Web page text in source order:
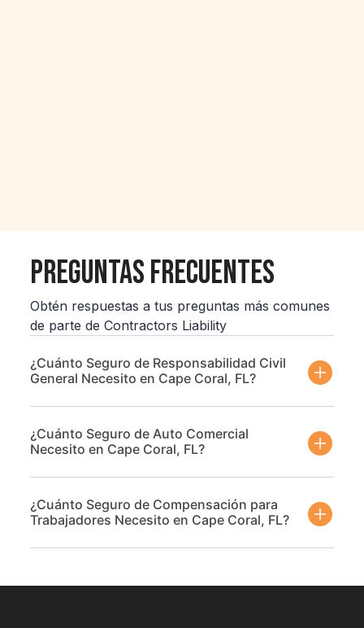
Preguntas Frecuentes
Obtén respuestas a tus preguntas más comunes
de parte de Contractors Liability
¿Cuánto Seguro de Responsabilidad Civil
General Necesito en Cape Coral, FL?
¿Cuánto Seguro de Auto Comercial
Necesito en Cape Coral, FL?
¿Cuánto Seguro de Compensación para
Trabajadores Necesito en Cape Coral, FL?